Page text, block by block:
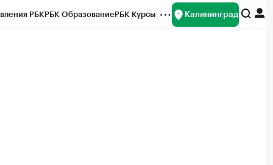
РБКРБК ОбразованиеРБК Курсы Калининград